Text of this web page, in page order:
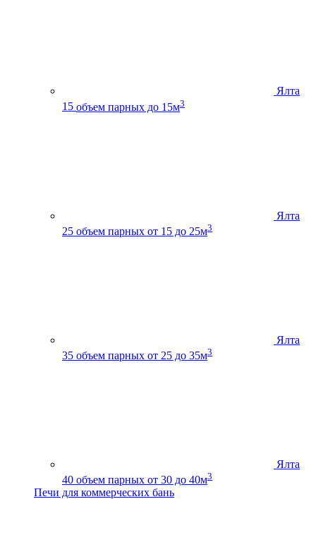
Ялта
15 объем парных до 15м3
Ялта
25 объем парных от 15 до 25м3
Ялта
35 объем парных от 25 до 35м3
Ялта
40 объем парных от 30 до 40м3
Печи для коммерческих бань